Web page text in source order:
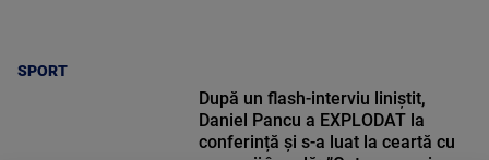
SPORT
După un flash-interviu liniștit,
Daniel Pancu a EXPLODAT la
conferință și s-a luat la ceartă cu